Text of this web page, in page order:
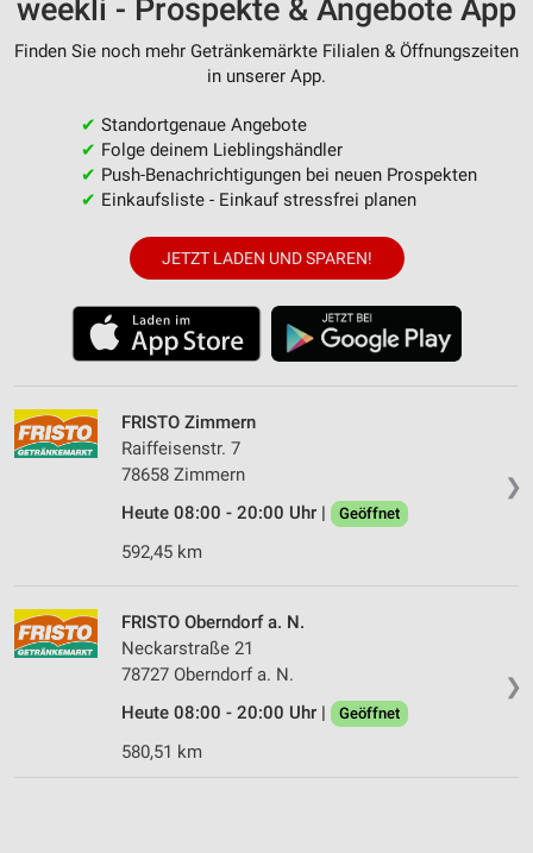
weekli - Prospekte & Angebote App
Finden Sie noch mehr Getränkemärkte Filialen & Öffnungszeiten
in unserer App.
✔ Standortgenaue Angebote
✔ Folge deinem Lieblingshändler
✔ Push-Benachrichtigungen bei neuen Prospekten
✔ Einkaufsliste - Einkauf stressfrei planen
JETZT LADEN UND SPAREN!
❯
FRISTO Zimmern
Raiffeisenstr. 7
78658 Zimmern
Heute 08:00 - 20:00 Uhr |
Geöffnet
592,45 km
❯
FRISTO Oberndorf a. N.
Neckarstraße 21
78727 Oberndorf a. N.
Heute 08:00 - 20:00 Uhr |
Geöffnet
580,51 km